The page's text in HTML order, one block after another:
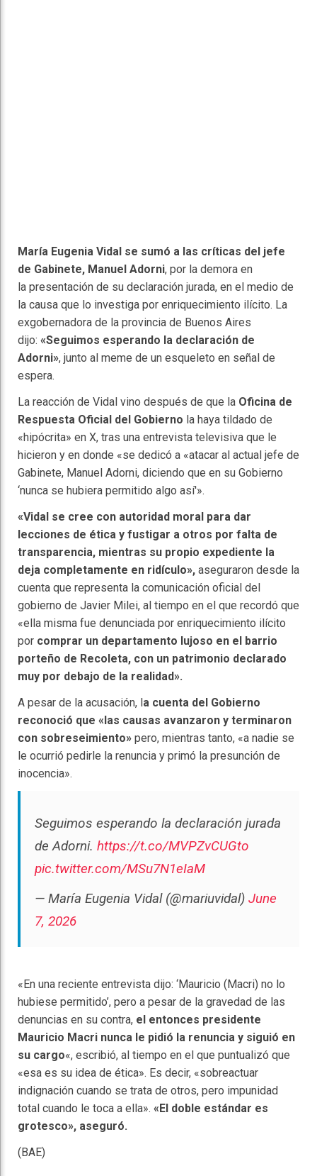
María Eugenia Vidal se sumó a las críticas del jefe
de Gabinete, Manuel Adorni, por la demora en
la presentación de su declaración jurada, en el medio de
la causa que lo investiga por enriquecimiento ilícito. La
exgobernadora de la provincia de Buenos Aires
dijo: «Seguimos esperando la declaración de
Adorni», junto al meme de un esqueleto en señal de
espera.
La reacción de Vidal vino después de que la Oficina de
Respuesta Oficial del Gobierno la haya tildado de
«hipócrita» en X, tras una entrevista televisiva que le
hicieron y en donde «se dedicó a «atacar al actual jefe de
Gabinete, Manuel Adorni, diciendo que en su Gobierno
‘nunca se hubiera permitido algo así'».
«Vidal se cree con autoridad moral para dar
lecciones de ética y fustigar a otros por falta de
transparencia, mientras su propio expediente la
deja completamente en ridículo», aseguraron desde la
cuenta que representa la comunicación oficial del
gobierno de Javier Milei, al tiempo en el que recordó que
«ella misma fue denunciada por enriquecimiento ilícito
por comprar un departamento lujoso en el barrio
porteño de Recoleta, con un patrimonio declarado
muy por debajo de la realidad».
A pesar de la acusación, la cuenta del Gobierno
reconoció que «las causas avanzaron y terminaron
con sobreseimiento» pero, mientras tanto, «a nadie se
le ocurrió pedirle la renuncia y primó la presunción de
inocencia».
Seguimos esperando la declaración jurada
de Adorni. https://t.co/MVPZvCUGto
pic.twitter.com/MSu7N1eIaM
— María Eugenia Vidal (@mariuvidal) June
7, 2026
«En una reciente entrevista dijo: ‘Mauricio (Macri) no lo
hubiese permitido’, pero a pesar de la gravedad de las
denuncias en su contra, el entonces presidente
Mauricio Macri nunca le pidió la renuncia y siguió en
su cargo«, escribió, al tiempo en el que puntualizó que
«esa es su idea de ética». Es decir, «sobreactuar
indignación cuando se trata de otros, pero impunidad
total cuando le toca a ella». «El doble estándar es
grotesco», aseguró.
(BAE)